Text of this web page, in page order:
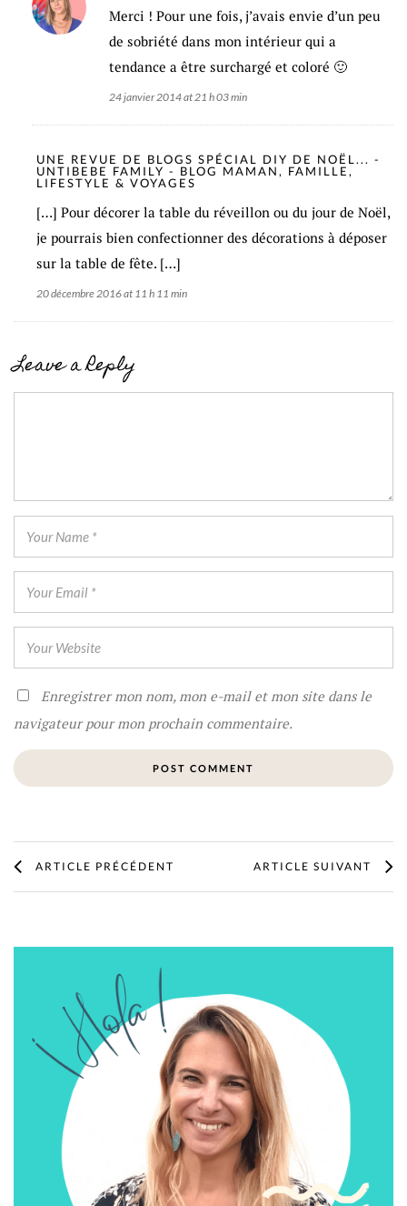
Merci ! Pour une fois, j’avais envie d’un peu
de sobriété dans mon intérieur qui a
tendance a être surchargé et coloré 🙂
24 janvier 2014 at 21 h 03 min
UNE REVUE DE BLOGS SPÉCIAL DIY DE NOËL... -
UNTIBEBE FAMILY - BLOG MAMAN, FAMILLE,
LIFESTYLE & VOYAGES
[…] Pour décorer la table du réveillon ou du jour de Noël,
je pourrais bien confectionner des décorations à déposer
sur la table de fête. […]
20 décembre 2016 at 11 h 11 min
Leave a Reply
Enregistrer mon nom, mon e-mail et mon site dans le
navigateur pour mon prochain commentaire.
ARTICLE PRÉCÉDENT ARTICLE SUIVANT